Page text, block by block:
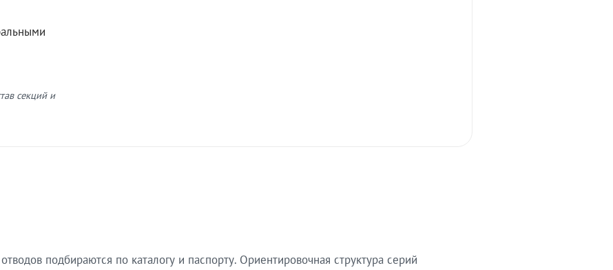
секций и
подбираются по каталогу и паспорту. Ориентировочная структура серий